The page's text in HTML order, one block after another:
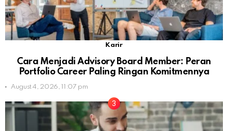
Karir
Cara Menjadi Advisory Board Member: Peran
Portfolio Career Paling Ringan Komitmennya
August 4, 2026, 11:07 pm